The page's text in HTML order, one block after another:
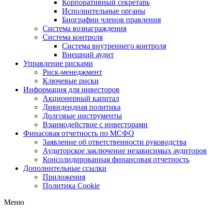
Корпоративный секретарь
Исполнительные органы
Биографии членов правления
Система вознаграждения
Система контроля
Система внутреннего контроля
Внешний аудит
Управление рисками
Риск-менеджмент
Ключевые риски
Информация для инвесторов
Акционерный капитал
Дивидендная политика
Долговые инструменты
Взаимодействие с инвеcторами
Финасовая отчетность по МСФО
Заявление об ответственности руководства
Аудиторское заключение независимых аудиторов
Консолидированная финансовая отчетность
Дополнительные ссылки
Приложения
Политика Cookie
Меню